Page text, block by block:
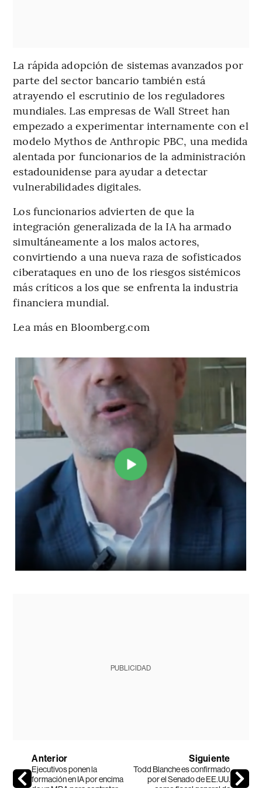
La rápida adopción de sistemas avanzados por
parte del sector bancario también está
atrayendo el escrutinio de los reguladores
mundiales. Las empresas de Wall Street han
empezado a experimentar internamente con el
modelo Mythos de Anthropic PBC, una medida
alentada por funcionarios de la administración
estadounidense para ayudar a detectar
vulnerabilidades digitales.
Los funcionarios advierten de que la
integración generalizada de la IA ha armado
simultáneamente a los malos actores,
convirtiendo a una nueva raza de sofisticados
ciberataques en uno de los riesgos sistémicos
más críticos a los que se enfrenta la industria
financiera mundial.
Lea más en Bloomberg.com
PUBLICIDAD
Anterior
Ejecutivos ponen la
formación en IA por encima
Siguiente
Todd Blanche es confirmado
por el Senado de EE.UU.